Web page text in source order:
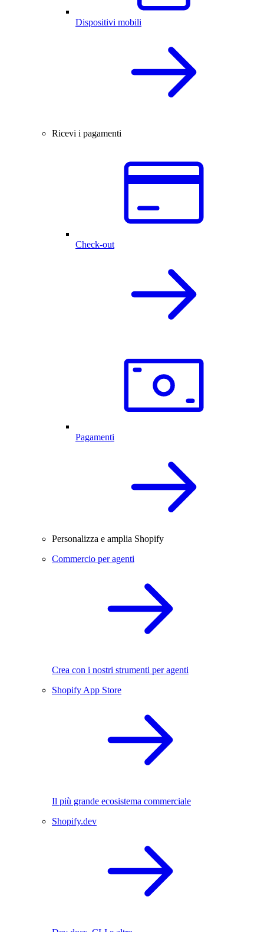
Dispositivi mobili
Ricevi i pagamenti
Check-out
Pagamenti
Personalizza e amplia Shopify
Commercio per agenti
Crea con i nostri strumenti per agenti
Shopify App Store
Il più grande ecosistema commerciale
Shopify.dev